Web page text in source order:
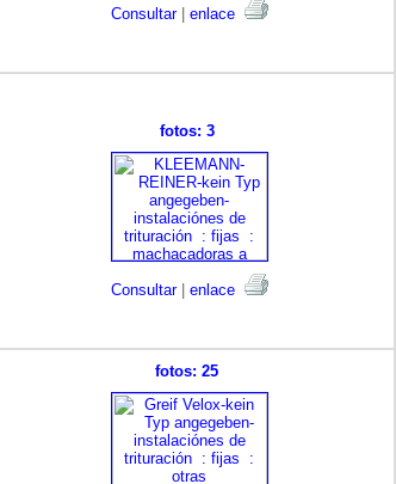
Consultar| enlace
fotos: 3
Consultar| enlace
fotos: 25